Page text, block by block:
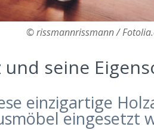
© rissmannrissmann /
und seine
einzigartige
eingesetzt